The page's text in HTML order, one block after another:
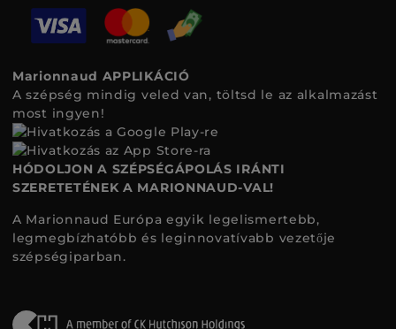
Marionnaud APPLIKÁCIÓ
A szépség mindig veled van, töltsd le az alkalmazást
most ingyen!
HÓDOLJON A SZÉPSÉGÁPOLÁS IRÁNTI
SZERETETÉNEK A MARIONNAUD-VAL!
A Marionnaud Európa egyik legelismertebb,
legmegbízhatóbb és leginnovatívabb vezetője
szépségiparban.